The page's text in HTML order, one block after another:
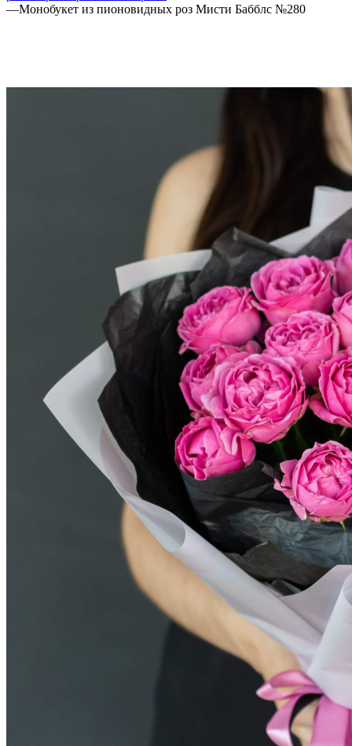
—Монобукет из пионовидных роз Мисти Бабблс №280